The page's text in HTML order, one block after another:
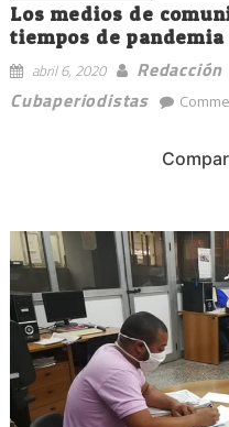
Los medios de
tiempos de pandemia
abril 6, 2020
Redacción
Cubaperiodistas